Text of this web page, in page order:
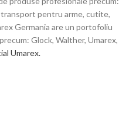
pentru arme, cutite,
Germania are un portofoliu
Glock, Walther, Umarex,
Umarex.